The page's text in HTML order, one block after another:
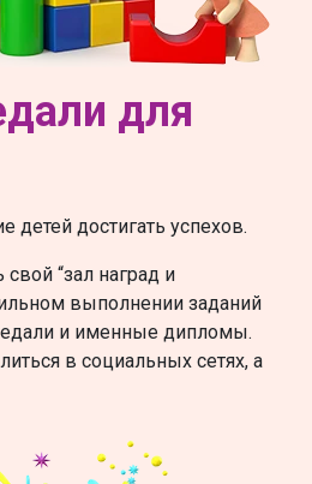
для
достигать успехов.
“зал наград и
выполнении заданий
и именные дипломы.
в социальных сетях, а